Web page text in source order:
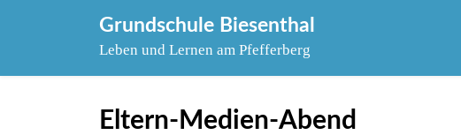
Grundschule Biesenthal
Leben und Lernen am Pfefferberg
Eltern-Medien-Abend